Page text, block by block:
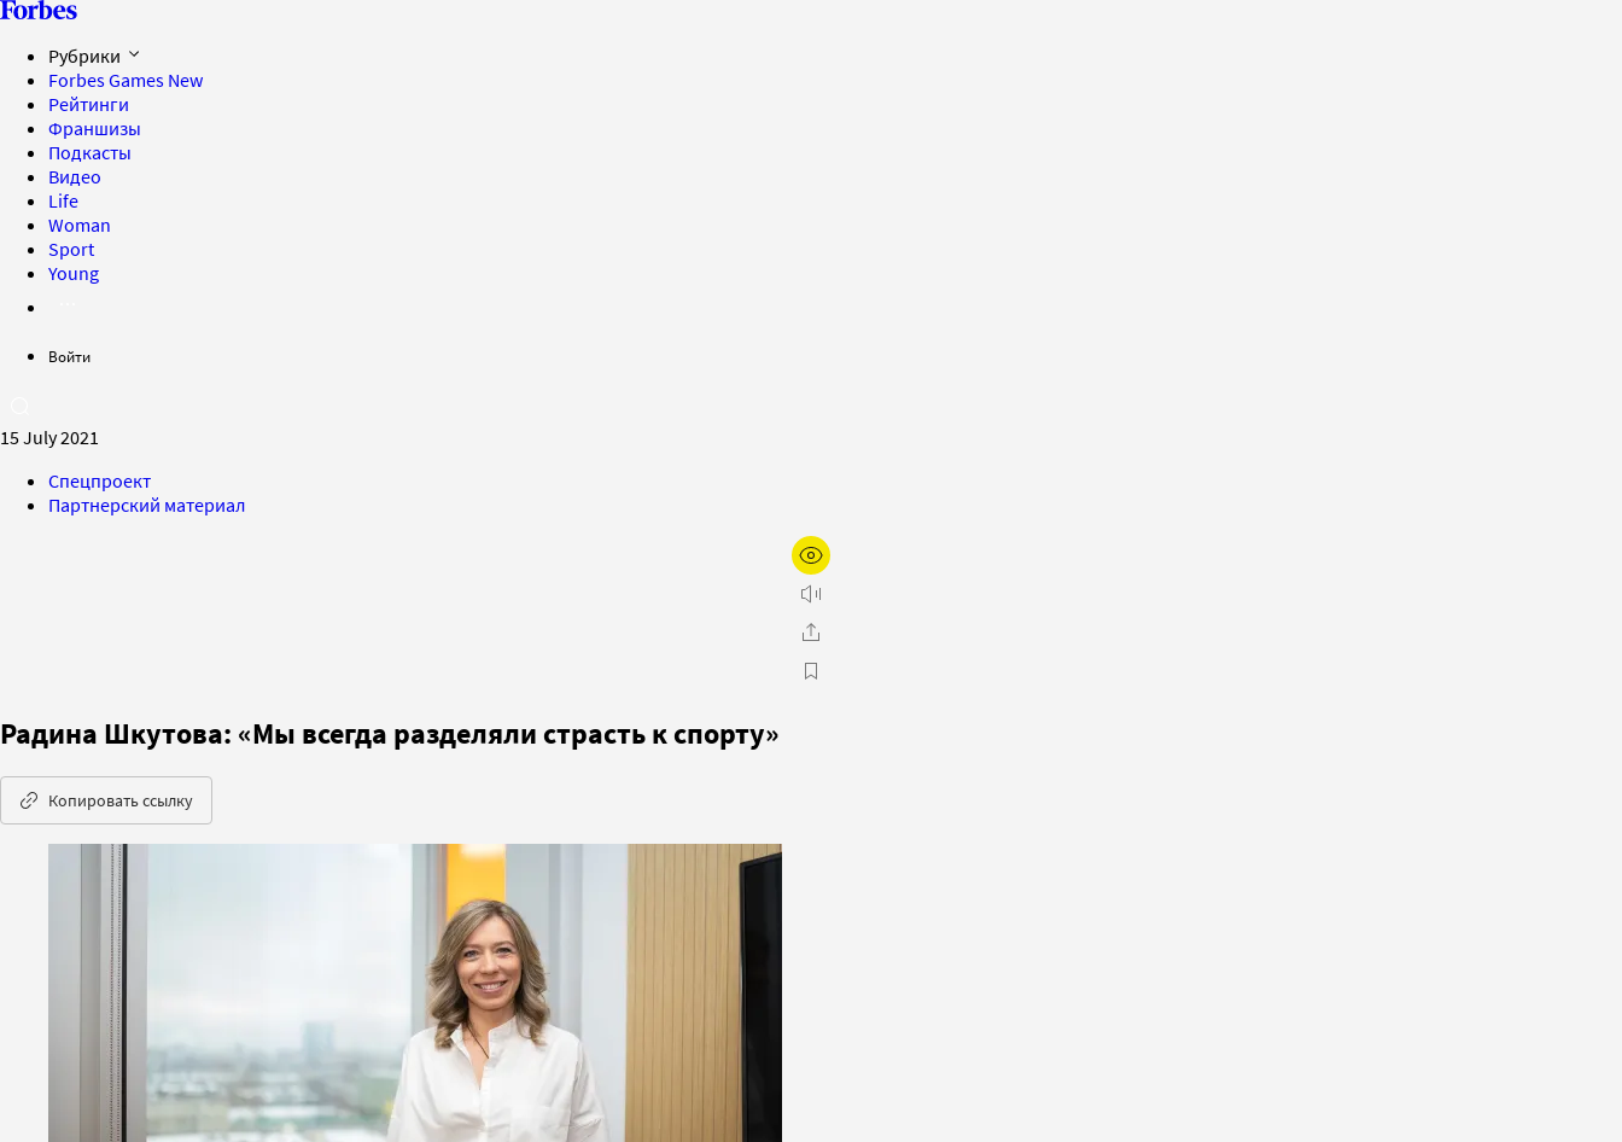
Рубрики
Forbes Games New
Рейтинги
Франшизы
Подкасты
Видео
Life
Woman
Sport
Young
Войти
15 July 2021
Спецпроект
Партнерский материал
Радина Шкутова: «Мы всегда разделяли страсть к спорту»
Копировать ссылку